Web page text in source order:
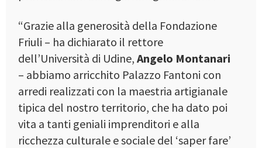
“Grazie alla generosità della Fondazione
Friuli – ha dichiarato il rettore
dell’Università di Udine, Angelo Montanari
– abbiamo arricchito Palazzo Fantoni con
arredi realizzati con la maestria artigianale
tipica del nostro territorio, che ha dato poi
vita a tanti geniali imprenditori e alla
ricchezza culturale e sociale del ‘saper fare’